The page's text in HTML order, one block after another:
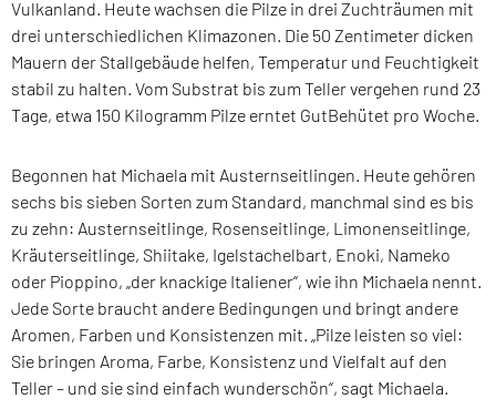
Vulkanland. Heute wachsen die Pilze in drei Zuchträumen mit
drei unterschiedlichen Klimazonen. Die 50 Zentimeter dicken
Mauern der Stallgebäude helfen, Temperatur und Feuchtigkeit
stabil zu halten. Vom Substrat bis zum Teller vergehen rund 23
Tage, etwa 150 Kilogramm Pilze erntet GutBehütet pro Woche.
Begonnen hat Michaela mit Austernseitlingen. Heute gehören
sechs bis sieben Sorten zum Standard, manchmal sind es bis
zu zehn: Austernseitlinge, Rosenseitlinge, Limonenseitlinge,
Kräuterseitlinge, Shiitake, Igelstachelbart, Enoki, Nameko
oder Pioppino, „der knackige Italiener“, wie ihn Michaela nennt.
Jede Sorte braucht andere Bedingungen und bringt andere
Aromen, Farben und Konsistenzen mit. „Pilze leisten so viel:
Sie bringen Aroma, Farbe, Konsistenz und Vielfalt auf den
Teller – und sie sind einfach wunderschön“, sagt Michaela.